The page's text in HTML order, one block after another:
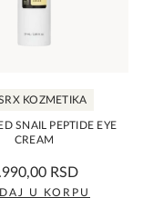
mogu
biti
stranici
proizvoda.
KOZMETIKA
SNAIL PEPTIDE EYE
CREAM
0,0
rating
RSD
U KORPU